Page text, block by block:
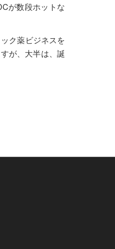
が数段ホットな
ク薬ビジネスを
が、大半は、誕